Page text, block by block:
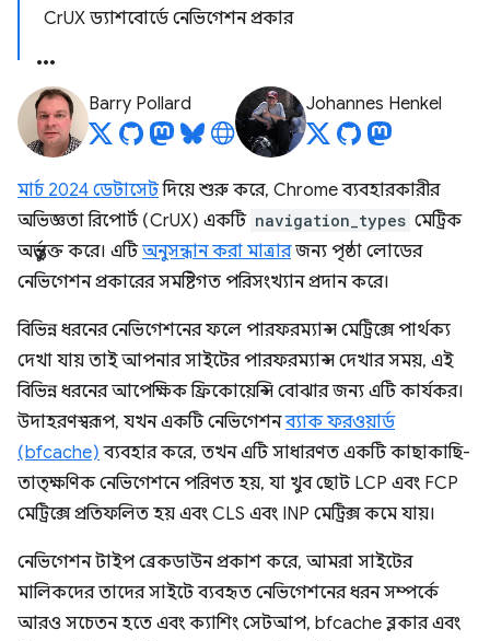
CrUX ড্যাশবোর্ডে নেভিগেশন প্রকার
Barry Pollard Johannes Henkel
মার্চ 2024 ডেটাসেটদিয়ে শুরু করে, Chrome ব্যবহারকারীর
অভিজ্ঞতা রিপোর্ট (CrUX) একটি navigation_types মেট্রিক
অন্তর্ভুক্ত করে। এটিঅনুসন্ধান করা মাত্রারজন্য পৃষ্ঠা লোডের
নেভিগেশন প্রকারের সমষ্টিগত পরিসংখ্যান প্রদান করে।
বিভিন্ন ধরনের নেভিগেশনের ফলে পারফরম্যান্স মেট্রিক্সে পার্থক্য
দেখা যায় তাই আপনার সাইটের পারফরম্যান্স দেখার সময়, এই
বিভিন্ন ধরনের আপেক্ষিক ফ্রিকোয়েন্সি বোঝার জন্য এটি কার্যকর।
উদাহরণস্বরূপ, যখন একটি নেভিগেশনব্যাক ফরওয়ার্ড
(bfcache) ব্যবহার করে, তখন এটি সাধারণত একটি কাছাকাছি-
তাত্ক্ষণিক নেভিগেশনে পরিণত হয়, যা খুব ছোট LCP এবং FCP
মেট্রিক্সে প্রতিফলিত হয় এবং CLS এবং INP মেট্রিক্স কমে যায়।
নেভিগেশন টাইপ ব্রেকডাউন প্রকাশ করে, আমরা সাইটের
মালিকদের তাদের সাইটে ব্যবহৃত নেভিগেশনের ধরন সম্পর্কে
আরও সচেতন হতে এবং ক্যাশিং সেটআপ, bfcache ব্লকার এবং